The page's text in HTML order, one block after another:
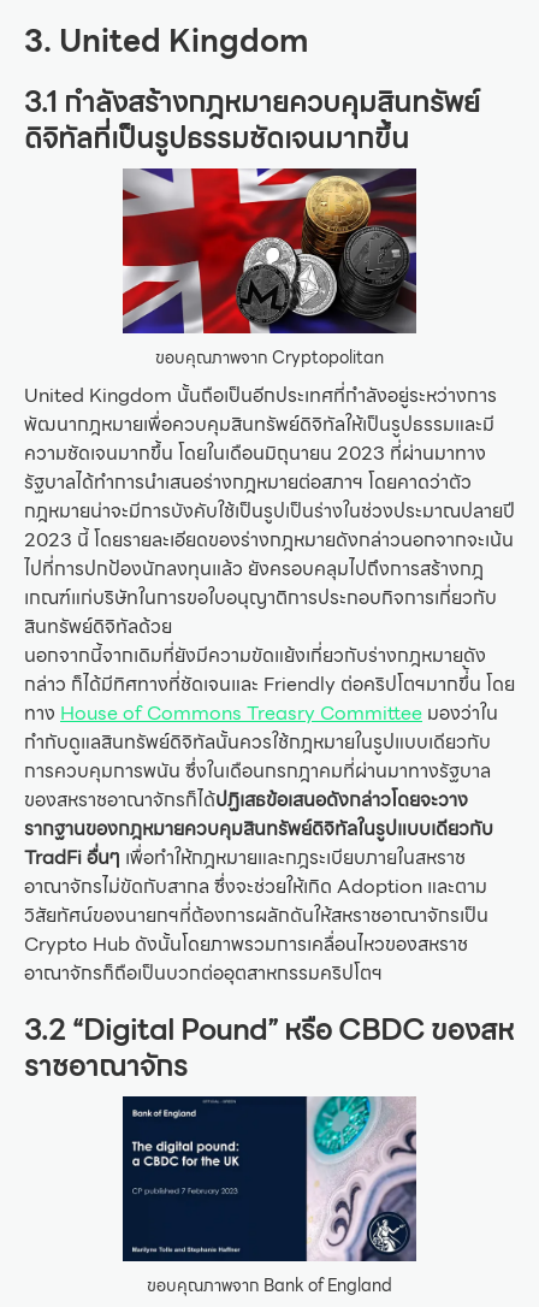
3. United Kingdom
3.1 กำลังสร้างกฎหมายควบคุมสินทรัพย์
ดิจิทัลที่เป็นรูปธรรมชัดเจนมากขึ้น
ขอบคุณภาพจาก Cryptopolitan
United Kingdom นั้นถือเป็นอีกประเทศที่กำลังอยู่ระหว่างการ
พัฒนากฎหมายเพื่อควบคุมสินทรัพย์ดิจิทัลให้เป็นรูปธรรมและมี
ความชัดเจนมากขึ้น โดยในเดือนมิถุนายน 2023 ที่ผ่านมาทาง
รัฐบาลได้ทำการนำเสนอร่างกฎหมายต่อสภาฯ โดยคาดว่าตัว
กฎหมายน่าจะมีการบังคับใช้เป็นรูปเป็นร่างในช่วงประมาณปลายปี
2023 นี้ โดยรายละเอียดของร่างกฎหมายดังกล่าวนอกจากจะเน้น
ไปที่การปกป้องนักลงทุนแล้ว ยังครอบคลุมไปถึงการสร้างกฎ
เกณฑ์แก่บริษัทในการขอใบอนุญาติการประกอบกิจการเกี่ยวกับ
สินทรัพย์ดิจิทัลด้วย
นอกจากนี้จากเดิมที่ยังมีความขัดแย้งเกี่ยวกับร่างกฎหมายดัง
กล่าว ก็ได้มีทิศทางที่ชัดเจนและ Friendly ต่อคริปโตฯมากขึ่้น โดย
ทาง House of Commons Treasry Committee มองว่าใน
กำกับดูแลสินทรัพย์ดิจิทัลนั้นควรใช้กฎหมายในรูปแบบเดียวกับ
การควบคุมการพนัน ซึ่งในเดือนกรกฎาคมที่ผ่านมาทางรัฐบาล
ของสหราชอาณาจักรก็ได้ปฏิเสธข้อเสนอดังกล่าวโดยจะวาง
รากฐานของกฎหมายควบคุมสินทรัพย์ดิจิทัลในรูปแบบเดียวกับ
TradFi อื่นๆ เพื่อทำให้กฎหมายและกฎระเบียบภายในสหราช
อาณาจักรไม่ขัดกับสากล ซึ่งจะช่วยให้เกิด Adoption และตาม
วิสัยทัศน์ของนายกฯที่ต้องการผลักดันให้สหราชอาณาจักรเป็น
Crypto Hub ดังนั้นโดยภาพรวมการเคลื่อนไหวของสหราช
อาณาจักรก็ถือเป็นบวกต่ออุตสาหกรรมคริปโตฯ
3.2 “Digital Pound” หรือ CBDC ของสห
ราชอาณาจักร
ขอบคุณภาพจาก Bank of England